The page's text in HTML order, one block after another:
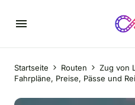
Startseite Routen
Zug von
Fahrpläne, Preise, Pässe und